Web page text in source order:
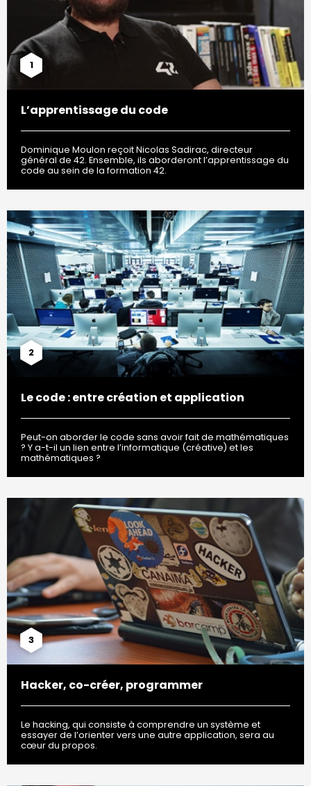
1
L’apprentissage du code
Dominique Moulon reçoit Nicolas Sadirac, directeur
général de 42. Ensemble, ils aborderont l’apprentissage du
code au sein de la formation 42.
2
Le code : entre création et application
Peut-on aborder le code sans avoir fait de mathématiques
? Y a-t-il un lien entre l’informatique (créative) et les
mathématiques ?
3
Hacker, co-créer, programmer
Le hacking, qui consiste à comprendre un système et
essayer de l’orienter vers une autre application, sera au
cœur du propos.